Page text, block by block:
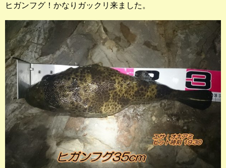
ヒガンフグ！かなりガックリ来ました。